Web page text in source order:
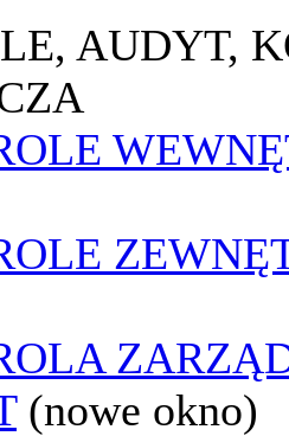
AUDYT,
(nowe okno)